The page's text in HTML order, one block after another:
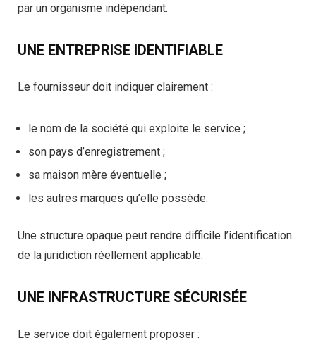
par un organisme indépendant.
UNE ENTREPRISE IDENTIFIABLE
Le fournisseur doit indiquer clairement :
le nom de la société qui exploite le service ;
son pays d’enregistrement ;
sa maison mère éventuelle ;
les autres marques qu’elle possède.
Une structure opaque peut rendre difficile l’identification
de la juridiction réellement applicable.
UNE INFRASTRUCTURE SÉCURISÉE
Le service doit également proposer :